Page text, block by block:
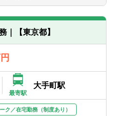
査
引法に基づく内部統制監査
革法（404条）に基づく内部統
会社に対する各種アドバイザ
（会計基準、内部統制、内部
制対応等）
｜【東京都】
最寄駅
大手町駅
ク／在宅勤務（制度あり）